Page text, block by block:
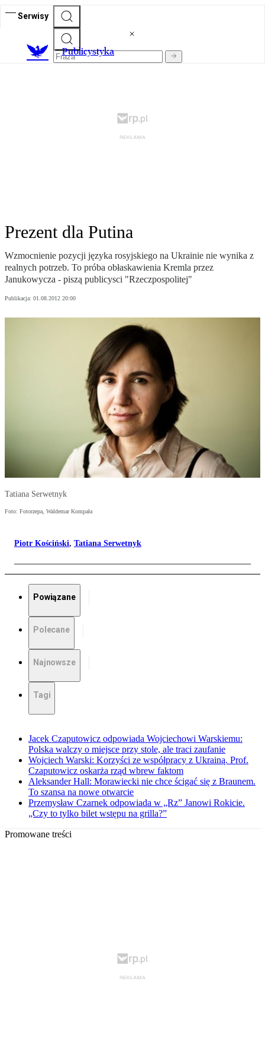
Serwisy
Publicystyka
Prezent dla Putina
Wzmocnienie pozycji języka rosyjskiego na Ukrainie nie wynika z
realnych potrzeb. To próba obłaskawienia Kremla przez
Janukowycza - piszą publicysci "Rzeczpospolitej"
Publikacja: 01.08.2012 20:00
Tatiana Serwetnyk
Foto: Fotorzepa, Waldemar Kompała
Piotr Kościński, Tatiana Serwetnyk
Powiązane
Polecane
Najnowsze
Tagi
Jacek Czaputowicz odpowiada Wojciechowi Warskiemu:
Polska walczy o miejsce przy stole, ale traci zaufanie
Wojciech Warski: Korzyści ze współpracy z Ukrainą. Prof.
Czaputowicz oskarża rząd wbrew faktom
Aleksander Hall: Morawiecki nie chce ścigać się z Braunem.
To szansa na nowe otwarcie
Przemysław Czarnek odpowiada w „Rz” Janowi Rokicie.
„Czy to tylko bilet wstępu na grilla?”
Promowane treści